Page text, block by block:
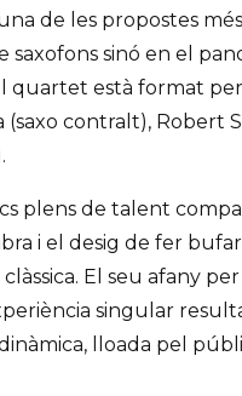
de les propostes
saxofons sinó en el
quartet està format
contralt), Robert
plens de talent
i el desig de fer
El seu afany
singular
lloada pel